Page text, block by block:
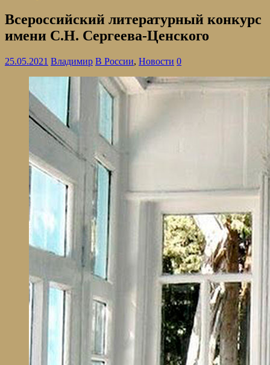
Всероссийский литературный конкурс
имени С.Н. Сергеева-Ценского
25.05.2021 Владимир В России, Новости 0